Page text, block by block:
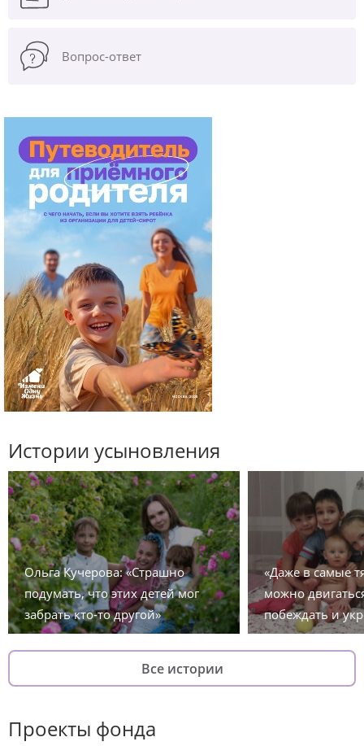
Вопрос-ответ
Истории усыновления
Ольга Кучерова: «Страшно
подумать, что этих детей мог
забрать кто-то другой»
«Даже в самые
можно
побеждать и
Все истории
Проекты фонда